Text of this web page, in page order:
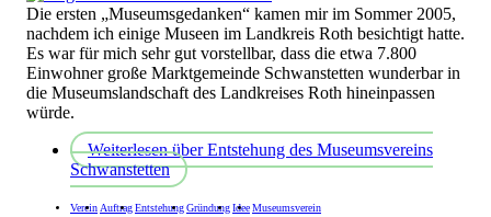
Die ersten „Museumsgedanken“ kamen mir im Sommer 2005,
nachdem ich einige Museen im Landkreis Roth besichtigt hatte.
Es war für mich sehr gut vorstellbar, dass die etwa 7.800
Einwohner große Marktgemeinde Schwanstetten wunderbar in
die Museumslandschaft des Landkreises Roth hineinpassen
würde.
Weiterlesenüber Entstehung des Museumsvereins
Schwanstetten
Verein AuftragEntstehungGründungIdeeMuseumsverein